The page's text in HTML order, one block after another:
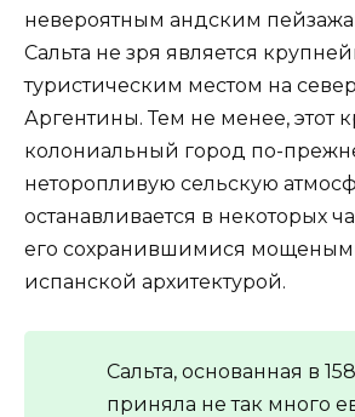
невероятным андским
Сальта не зря является
туристическим местом на
Аргентины. Тем не менее, этот
колониальный город по-
неторопливую сельскую
останавливается в некоторых
его сохранившимися
испанской архитектурой.
Сальта, основанная в
приняла не так много